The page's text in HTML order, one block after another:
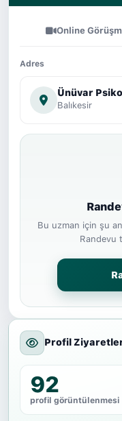
Online
Adres
Ünüvar
Balıkesir
Bu uzman için şu
Randevu
Profil
92
profil görüntülenmesi